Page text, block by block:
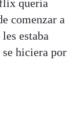
quería
comenzar a
estaba
hiciera por